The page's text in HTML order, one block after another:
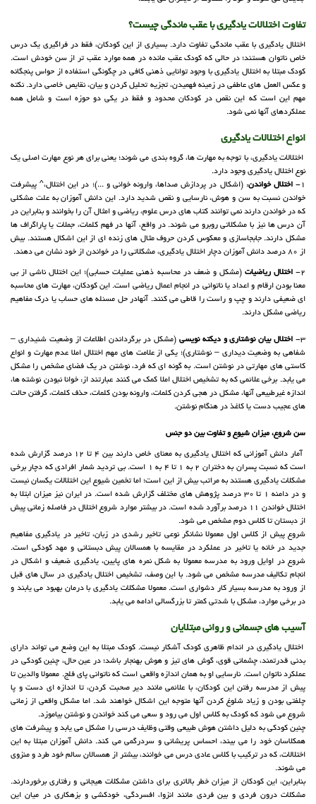
تفاوت اختلالات یادگیری با عقب ماندگی چیست؟
اختلال یادگیری با عقب ماندگی تفاوت دارد. بسیاری از این کودکان، فقط در فراگیری یک درس
خاص ناتوان هستند؛ در حالی که کودک عقب مانده در همه موارد عقب تر از سن خودش است.
کودک مبتلا به اختلال یادگیری با وجود توانایی ذهنی کافی در چگونگی استفاده از حواس پنجگانه
و عکس العمل های عاطفی در زمینه فهمیدن، تجزیه تحلیل کردن و بیان، نقایص خاصی دارد. نکته
مهم این است که این نقص در کودکان محدود و فقط در یکی دو حوزه است و شامل همه
عملکردهای آنها نمی شود.
انواع اختلالات یادگیری
اختلالات یادگیری، با توجه به مهارت ها، گروه بندی می شوند؛ یعنی برای هر نوع مهارت اصلی یک
نوع اختلال یادگیری وجود دارد.
1-
اختلال خواندن: (اشکال در پردازش صداها، وارونه خوانی و ...)؛ در این اختلال،^ پیشرفت
خواندن نسبت به سن و هوش، نارسایی و نقص شدید دارد. این دانش آموزان به علت مشکلی
که در خواندن دارند نمی توانند کتاب های درس علوم، ریاضی و امثال آن را بخوانند و بنابراین در
آن درس ها نیز با مشکلاتی روبرو می شوند. در واقع، آنها در فهم کلمات، جملات یا پاراگراف ها
مشکل دارند. جابجاسازی و معکوس کردن حروف مثال های زنده ای از این اشکال هستند. بیش
از 80 درصد دانش آموزان دچار اختلال یادگیری، مشکلاتی را در خواندن از خود نشان می دهند.
2- اختلال ریاضیات (مشکل و ضعف در محاسبه ذهنی عملیات حسابی)؛ این اختلال ناشی از بی
معنا بودن ارقام و اعداد یا ناتوانی در انجام اعمال ریاضی است. این کودکان، مهارت های محاسبه
ای ضعیفی دارند و چپ و راست را قاطی می کنند. آنهادر حل مسئله های حساب یا درک مفاهیم
ریاضی مشکل دارند.
3- اختلال بیان نوشتاری و دیکته نویسی (مشکل در برگرداندن اطلاعات از وضعیت شنیداری –
شفاهی به وضعیت دیداری – نوشتاری)؛ یکی از علامت های مهم اختلال املا عدم مهارت و انواع
کاستی های مهارتی در نوشتن است. به گونه ای که فرد، نوشتن در یک فضای مشخص را مشکل
می یابد. برخی علائمی که به تشخیص اختلال املا کمک می کنند عبارتند از: خوانا نبودن نوشته ها،
اندازه غیرطبیعی آنها، مشکل در هجی کردن کلمات، وارونه بودن کلمات، حذف کلمات، گرفتن حالت
های عجیب دست یا کاغذ در هنگام نوشتن.
سن شروع، میزان شیوع و تفاوت بین دو جنس
آمار دانش آموزانی که اختلال یادگیری به معنای خاص دارند بین 4 تا 12 درصد گزارش شده
است که نسبت پسران به دختران 2 به 1 تا 4 به 1 است. بی تردید شمار افرادی که دچار برخی
مشکلات یادگیری هستند به مراتب بیش از این است؛ اما تخمین شیوع این اختلالات یکسان نیست
و در دامنه 1 تا 30 درصد پژوهش های مختلف گزارش شده است. در ایران نیز میزان ابتلا به
اختلال خواندن 11 درصد برآورد شده است. در بیشتر موارد شروع اختلال در فاصله زمانی پیش
از دبستان تا کلاس دوم مشخص می شود.
شروع پیش از کلاس اول معمولا نشانگر نوعی تاخیر رشدی در زبان، تاخیر در یادگیری مفاهیم
جدید در خانه یا تاخیر در عملکرد در مقایسه با همسالان پیش دبستانی و مهد کودکی است.
شروع در اوایل ورود به مدرسه معمولا به شکل نمره های پایین، یادگیری ضعیف و اشکال در
انجام تکالیف مدرسه مشخص می شود. با این وصف، تشخیص اختلال یادگیری در سال های قبل
از ورود به مدرسه بسیار کار دشواری است. معمولا مشکلات یادگیری با درمان بهبود می یابند و
در برخی موارد، مشکل با شدتی کمتر تا بزرگسالی ادامه می یابد.
آسیب های جسمانی و روانی مبتلایان
اختلال یادگیری در اندام ظاهری کودک آشکار نیست. کودک مبتلا به این وضع می تواند دارای
بدنی قدرتمند، چشمانی قوی، گوش های تیز و هوش بهنجار باشد؛ در عین حال، چنین کودکی در
عملکرد ناتوان است. نارسایی او به همان اندازه واقعی است که ناتوانی پای فلج. معمولا والدین تا
پیش از مدرسه رفتن این کودکان، با علائمی مانند دیر صحبت کردن، تا اندازه ای دست و پا
چلفتی بودن و زیاد شلوغ کردن آنها متوجه این اشکال خواهند شد. اما مشکل واقعی از زمانی
شروع می شود که کودک به کلاس اول می رود و سعی می کند خواندن و نوشتن بیاموزد.
چنین کودکی به دلیل داشتن هوش طبیعی وقتی وظایف درسی را مشکل می یابد و پیشرفت های
همکلاسان خود را می بیند، احساس پریشانی و سردرگمی می کند. دانش آموزان مبتلا به این
اختلالات، که در ترکیب با کلاس عادی درس می خوانند، بیشتر از همسالان سالم خود طرد و منزوی
می شوند.
بنابراین، این کودکان از میزان خطر بالاتری برای داشتن مشکلات هیجانی و رفتاری برخوردارند.
مشکلات درون فردی و بین فردی مانند انزوا، افسردگی، خودکشی و بزهکاری در میان این